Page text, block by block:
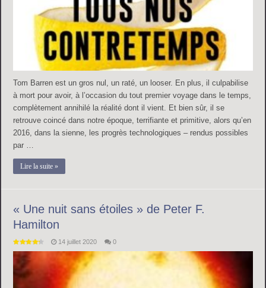
Tom Barren est un gros nul, un raté, un looser. En plus, il culpabilise
à mort pour avoir, à l’occasion du tout premier voyage dans le temps,
complètement annihilé la réalité dont il vient. Et bien sûr, il se
retrouve coincé dans notre époque, terrifiante et primitive, alors qu’en
2016, dans la sienne, les progrès technologiques – rendus possibles
par …
Lire la suite »
« Une nuit sans étoiles » de Peter F.
Hamilton
14 juillet 2020 0